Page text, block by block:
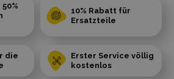
10% Rabatt für
Ersatzteile
die
Erster Service völlig
kostenlos